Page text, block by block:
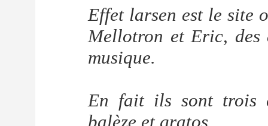
Effet larsen est le site
Mellotron et Eric, des
musique.
En fait ils sont trois
balèze et gratos.